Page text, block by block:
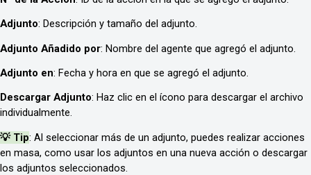
Adjunto: Descripción y tamaño del adjunto.
Adjunto Añadido por: Nombre del agente que agregó el adjunto.
Adjunto en: Fecha y hora en que se agregó el adjunto.
Descargar Adjunto: Haz clic en el ícono para descargar el archivo
individualmente.
💡 Tip: Al seleccionar más de un adjunto, puedes realizar acciones
en masa, como usar los adjuntos en una nueva acción o descargar
los adjuntos seleccionados.